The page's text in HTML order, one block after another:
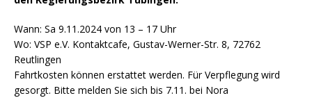
Wann: Sa 9.11.2024 von 13 – 17 Uhr
Wo: VSP e.V. Kontaktcafe, Gustav-Werner-Str. 8, 72762
Reutlingen
Fahrtkosten können erstattet werden. Für Verpflegung wird
gesorgt. Bitte melden Sie sich bis 7.11. bei Nora